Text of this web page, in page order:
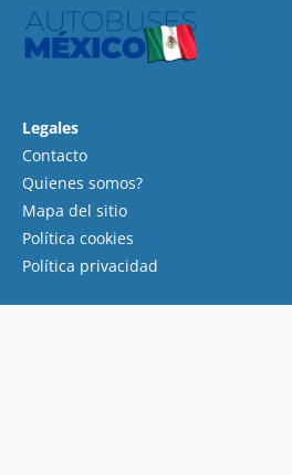
Legales
Contacto
Quienes somos?
Mapa del sitio
Política cookies
Política privacidad